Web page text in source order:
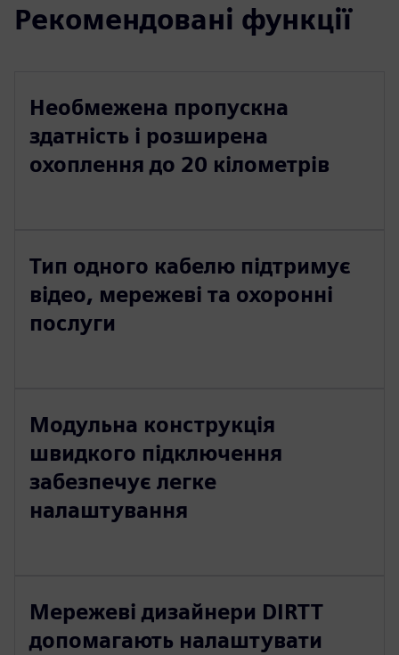
Рекомендовані функції
Необмежена пропускна
здатність і розширена
охоплення до 20 кілометрів
Тип одного кабелю підтримує
відео, мережеві та охоронні
послуги
Модульна конструкція
швидкого підключення
забезпечує легке
налаштування
Мережеві дизайнери DIRTT
допомагають налаштувати